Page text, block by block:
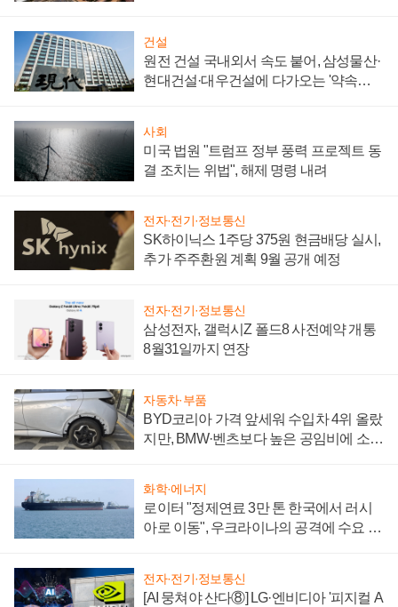
건설
원전 건설 국내외서 속도 붙어, 삼성물산·
현대건설·대우건설에 다가오는 '약속의
사회
미국 법원 "트럼프 정부 풍력 프로젝트 동
결 조치는 위법", 해제 명령 내려
전자·전기·정보통신
SK하이닉스 1주당 375원 현금배당 실시,
추가 주주환원 계획 9월 공개 예정
전자·전기·정보통신
삼성전자, 갤럭시Z 폴드8 사전예약 개통
8월31일까지 연장
자동차·부품
BYD코리아 가격 앞세워 수입차 4위 올랐
지만, BMW·벤츠보다 높은 공임비에 소비
화학·에너지
로이터 "정제연료 3만 톤 한국에서 러시
아로 이동", 우크라이나의 공격에 수요 늘
전자·전기·정보통신
[AI 뭉쳐야 산다⑧] LG·엔비디아 '피지컬 A